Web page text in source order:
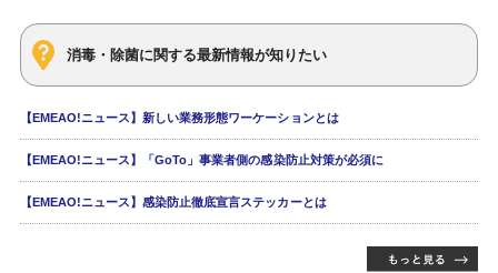
消毒・除菌に関する最新情報が知りたい
【EMEAO!ニュース】新しい業務形態ワーケーションとは
【EMEAO!ニュース】「GoTo」事業者側の感染防止対策が必須に
【EMEAO!ニュース】感染防止徹底宣言ステッカーとは